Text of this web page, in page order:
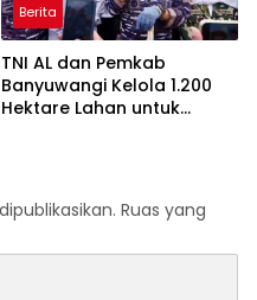
Berita
TNI AL dan Pemkab
Banyuwangi Kelola 1.200
Hektare Lahan untuk
Ruas yang